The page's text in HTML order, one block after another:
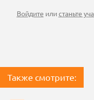
Войдите илистаньте
Также смотрите: